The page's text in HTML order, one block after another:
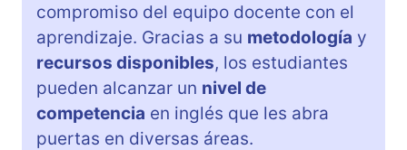
compromiso del equipo docente con el
aprendizaje. Gracias a su metodología y
recursos disponibles, los estudiantes
pueden alcanzar un nivel de
competencia en inglés que les abra
puertas en diversas áreas.